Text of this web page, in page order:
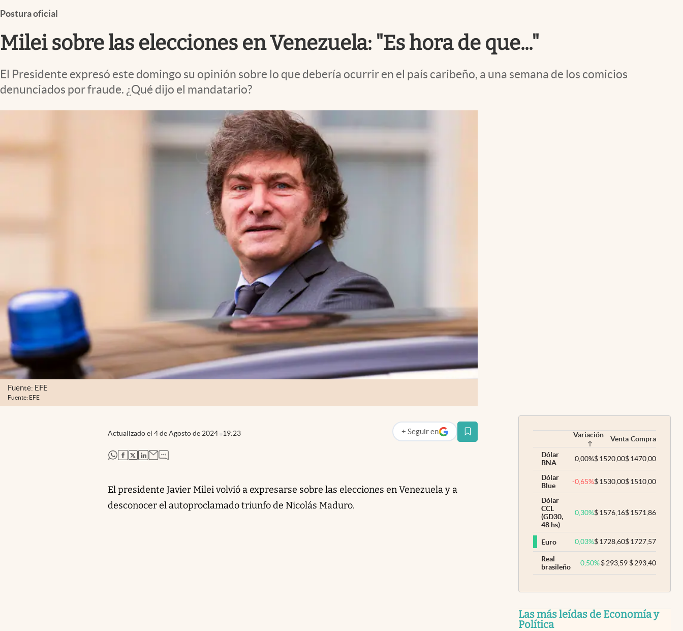
Clima
Postura oficial
Milei sobre las elecciones en Venezuela: "Es hora de que..."
El Presidente expresó este domingo su opinión sobre lo que debería ocurrir en el país caribeño, a una semana de los comicios
denunciados por fraude. ¿Qué dijo el mandatario?
Fuente: EFE
Fuente: EFE
Actualizado el 4 de Agosto de 2024 19:23 + Seguir en
abre en nueva pestaña
abre en nueva pestaña
abre en nueva pestaña
abre en nueva pestaña
abre en nueva pestaña
El presidente Javier Milei volvió a expresarse sobre las elecciones en Venezuela y a
desconocer el autoproclamado triunfo de Nicolás Maduro.
Variación Venta Compra
Dólar
BNA
0,00%$1520,00$1470,00
Dólar
Blue
-0,65%$1530,00$1510,00
Dólar
CCL
(GD30,
48 hs)
0,30%$1576,16$1571,86
Euro 0,03%$1728,60$1727,57
Real
brasileño
0,50% $293,59 $293,40
Las más leídas de Economía y
Política